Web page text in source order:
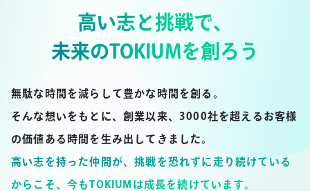
高い志と挑戦で、
未来のTOKIUMを創ろう
無駄な時間を減らして豊かな時間を創る。
そんな想いをもとに、創業以来、3000社を超えるお客様
の価値ある時間を生み出してきました。
高い志を持った仲間が、挑戦を恐れずに走り続けている
からこそ、今もTOKIUMは成長を続けています。